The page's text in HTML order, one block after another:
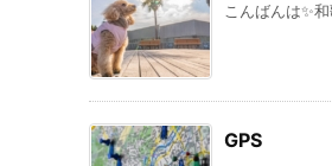
こんばんは✨
GPS